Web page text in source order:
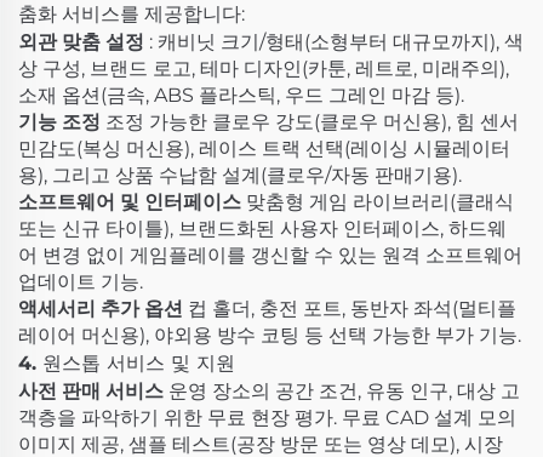
춤화 서비스를 제공합니다:
외관 맞춤 설정 : 캐비닛 크기/형태(소형부터 대규모까지), 색
상 구성, 브랜드 로고, 테마 디자인(카툰, 레트로, 미래주의),
소재 옵션(금속, ABS 플라스틱, 우드 그레인 마감 등).
기능 조정 조정 가능한 클로우 강도(클로우 머신용), 힘 센서
민감도(복싱 머신용), 레이스 트랙 선택(레이싱 시뮬레이터
용), 그리고 상품 수납함 설계(클로우/자동 판매기용).
소프트웨어 및 인터페이스 맞춤형 게임 라이브러리(클래식
또는 신규 타이틀), 브랜드화된 사용자 인터페이스, 하드웨
어 변경 없이 게임플레이를 갱신할 수 있는 원격 소프트웨어
업데이트 기능.
액세서리 추가 옵션 컵 홀더, 충전 포트, 동반자 좌석(멀티플
레이어 머신용), 야외용 방수 코팅 등 선택 가능한 부가 기능.
4. 원스톱 서비스 및 지원
사전 판매 서비스 운영 장소의 공간 조건, 유동 인구, 대상 고
객층을 파악하기 위한 무료 현장 평가. 무료 CAD 설계 모의
이미지 제공, 샘플 테스트(공장 방문 또는 영상 데모), 시장